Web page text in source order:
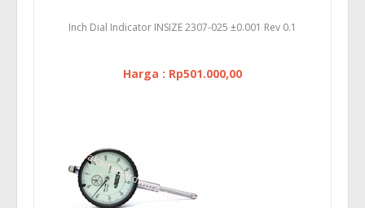
Inch Dial Indicator INSIZE 2307-025 ±0.001 Rev 0.1
Harga : Rp501.000,00